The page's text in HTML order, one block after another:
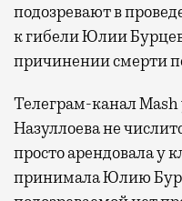
подозревают в
к гибели Юлии
причинении смерти
Телеграм-канал Mash
Назуллоева не
просто арендовала у
принимала Юлию